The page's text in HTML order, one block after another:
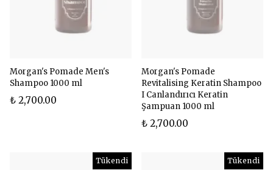
Morgan's Pomade Men's
Shampoo 1000 ml
₺ 2,700.00
Morgan's Pomade
Revitalising Keratin Shampoo
I Canlandırıcı Keratin
Şampuan 1000 ml
₺ 2,700.00
Tükendi Tükendi